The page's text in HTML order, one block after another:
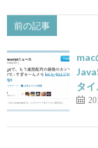
前の記事
mac
タ